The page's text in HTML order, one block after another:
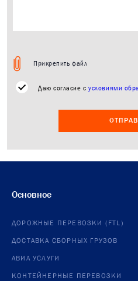
Прикрепить файл
Даю согласие сусловиями
Основное
ДОРОЖНЫЕ ПЕРЕВОЗКИ (FTL)
ДОСТАВКА СБОРНЫХ ГРУЗОВ
АВИА УСЛУГИ
КОНТЕЙНЕРНЫЕ ПЕРЕВОЗКИ